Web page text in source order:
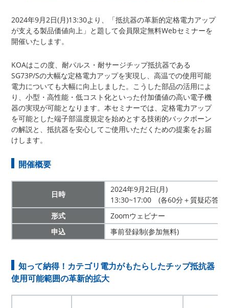
2024年9月2日(月)13:30より、「抵抗器の革新的定格電力アップ
が支える製品価値向上」と題して会員限定無料Webセミナーを
開催いたします。
KOAはこの度、耐パルス・耐サージチップ抵抗器である
SG73P/Sの大幅な定格電力アップを実現し、高温での使用可能
電力についても大幅に向上しました。こうした部品の活用によ
り、小型・高性能・低コスト化といった付加価値の高い電子機
器の実現が可能となります。本セミナーでは、定格電力アップ
を可能とした端子部温度規定を始めとする技術的バックボーン
の解説と、抵抗器を安心してご使用いただくための提案をお届
けします。
開催概要
日時
2024年9月2日(月)
13:30~17:00 (各60分＋質疑応答10
形式
Zoomウェビナー
申込
事前登録制(参加無料)
知って納得！カテゴリ電力がもたらしたチップ抵抗器
使用可能範囲の革新的拡大